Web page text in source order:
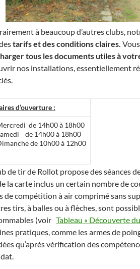
à beaucoup d’autres clubs,
tarifs et des conditions claires.
tous les documents utiles à
nos installations, essentiellement
d’ouverture :
de 14h00 à 18h00
de 14h00 à 18h00
de 10h00 à 12h00
de tir de Rollot propose des séances
la carte inclus un certain nombre de
de compétition à air comprimé sans
tirs, à balles ou à flèches, sont
(voir Tableau « Découverte
pratiques, comme les armes de
qu’après vérification des